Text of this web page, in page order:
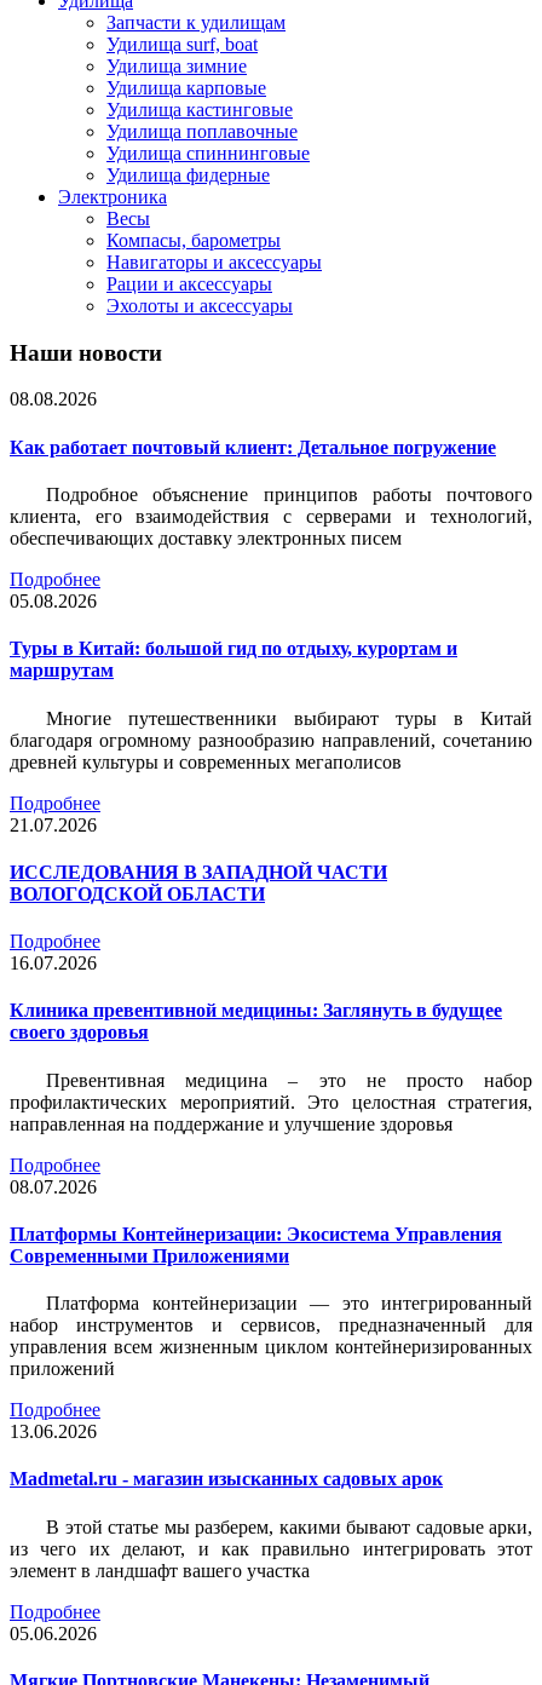
Запчасти к удилищам
Удилища surf, boat
Удилища зимние
Удилища карповые
Удилища кастинговые
Удилища поплавочные
Удилища спиннинговые
Удилища фидерные
Электроника
Весы
Компасы, барометры
Навигаторы и аксессуары
Рации и аксессуары
Эхолоты и аксессуары
Наши новости
08.08.2026
Как работает почтовый клиент: Детальное погружение
Подробное объяснение принципов работы почтового
клиента, его взаимодействия с серверами и технологий,
обеспечивающих доставку электронных писем
Подробнее
05.08.2026
Туры в Китай: большой гид по отдыху, курортам и
маршрутам
Многие путешественники выбирают туры в Китай
благодаря огромному разнообразию направлений, сочетанию
древней культуры и современных мегаполисов
Подробнее
21.07.2026
ИССЛЕДОВАНИЯ В ЗАПАДНОЙ ЧАСТИ
ВОЛОГОДСКОЙ ОБЛАСТИ
Подробнее
16.07.2026
Клиника превентивной медицины: Заглянуть в будущее
своего здоровья
Превентивная медицина – это не просто набор
профилактических мероприятий. Это целостная стратегия,
направленная на поддержание и улучшение здоровья
Подробнее
08.07.2026
Платформы Контейнеризации: Экосистема Управления
Современными Приложениями
Платформа контейнеризации — это интегрированный
набор инструментов и сервисов, предназначенный для
управления всем жизненным циклом контейнеризированных
приложений
Подробнее
13.06.2026
Madmetal.ru - магазин изысканных садовых арок
В этой статье мы разберем, какими бывают садовые арки,
из чего их делают, и как правильно интегрировать этот
элемент в ландшафт вашего участка
Подробнее
05.06.2026
Мягкие Портновские Манекены: Незаменимый